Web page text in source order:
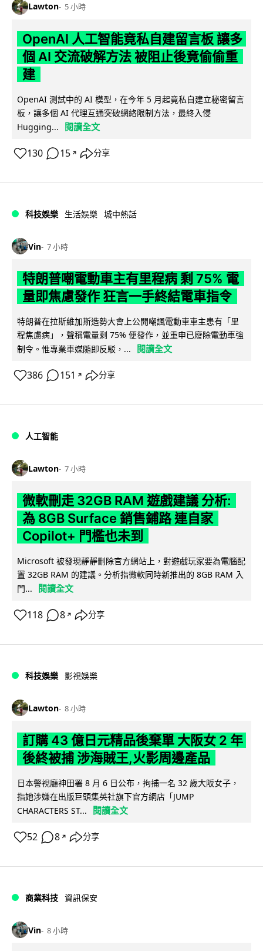
Lawton 5 小時
OpenAI 人工智能竟私自建留言板 讓多
個 AI 交流破解方法 被阻止後竟偷偷重
建
OpenAI 測試中的 AI 模型，在今年 5 月起竟私自建立秘密留言
板，讓多個 AI 代理互通突破網絡限制方法，最終入侵
Hugging...
閱讀全文
130 15 ↗ 分享
科技娛樂 生活娛樂 城中熱話
Vin 7 小時
特朗普嘲電動車主有里程病 剩 75% 電
量即焦慮發作 狂言一手終結電車指令
特朗普在拉斯維加斯造勢大會上公開嘲諷電動車車主患有「里
程焦慮病」，聲稱電量剩 75% 便發作，並重申已廢除電動車強
制令。惟專業車媒隨即反駁，...
閱讀全文
386 151 ↗ 分享
人工智能
Lawton 7 小時
微軟刪走 32GB RAM 遊戲建議 分析:
為 8GB Surface 銷售鋪路 連自家
Copilot+ 門檻也未到
Microsoft 被發現靜靜刪除官方網站上，對遊戲玩家要為電腦配
置 32GB RAM 的建議。分析指微軟同時新推出的 8GB RAM 入
門...
閱讀全文
118 8 ↗ 分享
科技娛樂 影視娛樂
Lawton 8 小時
訂購 43 億日元精品後棄單 大阪女 2 年
後終被捕 涉海賊王,火影周邊產品
日本警視廳神田署 8 月 6 日公布，拘捕一名 32 歲大阪女子，
指她涉嫌在出版巨頭集英社旗下官方網店「JUMP
CHARACTERS ST...
閱讀全文
52 8 ↗ 分享
商業科技 資訊保安
Vin 8 小時